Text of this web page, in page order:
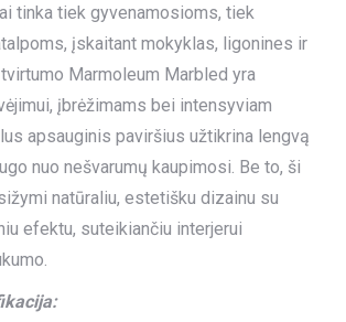
tinka tiek gyvenamosioms, tiek
įskaitant mokyklas, ligonines ir
Marmoleum Marbled yra
įbrėžimams bei intensyviam
apsauginis paviršius užtikrina lengvą
nuo nešvarumų kaupimosi. Be to, ši
natūraliu, estetišku dizainu su
efektu, suteikiančiu interjerui